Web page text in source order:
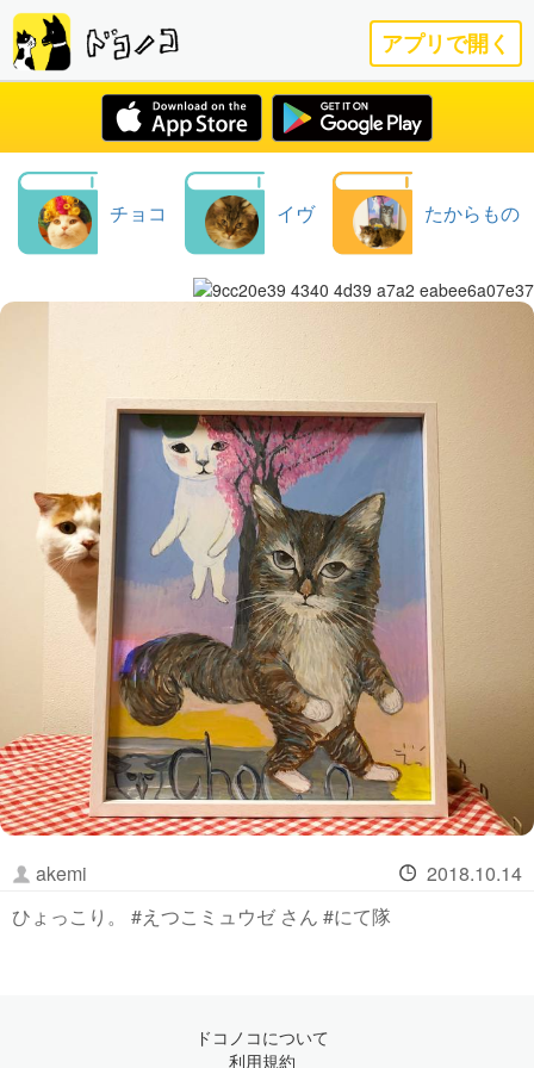
アプリで開く
チョコ イヴ たからもの
akemi
2018.10.14
ひょっこり。 #えつこミュウゼ さん #にて隊
ドコノコについて
利用規約